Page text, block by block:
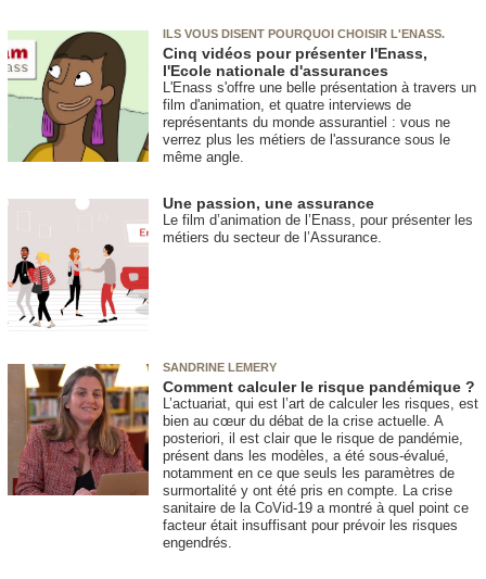
ILS VOUS DISENT POURQUOI CHOISIR L'ENASS.
Cinq vidéos pour présenter l'Enass,
l'Ecole nationale d'assurances
L'Enass s'offre une belle présentation à travers un
film d'animation, et quatre interviews de
représentants du monde assurantiel : vous ne
verrez plus les métiers de l'assurance sous le
même angle.
Une passion, une assurance
Le film d’animation de l’Enass, pour présenter les
métiers du secteur de l’Assurance.
SANDRINE LEMERY
Comment calculer le risque pandémique ?
L’actuariat, qui est l’art de calculer les risques, est
bien au cœur du débat de la crise actuelle. A
posteriori, il est clair que le risque de pandémie,
présent dans les modèles, a été sous-évalué,
notamment en ce que seuls les paramètres de
surmortalité y ont été pris en compte. La crise
sanitaire de la CoVid-19 a montré à quel point ce
facteur était insuffisant pour prévoir les risques
engendrés.